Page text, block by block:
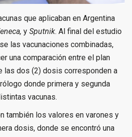
que aplicaban en Argentina
y Sputnik. Al final del estudio
las vacunaciones combinadas,
una comparación entre el plan
las dos (2) dosis corresponden a
donde primera y segunda
vacunas.
también los valores en varones y
dosis, donde se encontró una